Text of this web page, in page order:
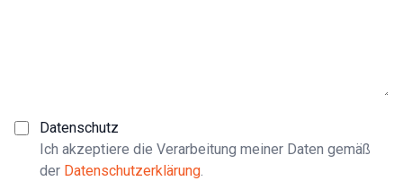
Datenschutz
Ich akzeptiere die Verarbeitung meiner Daten gemäß
der Datenschutzerklärung.